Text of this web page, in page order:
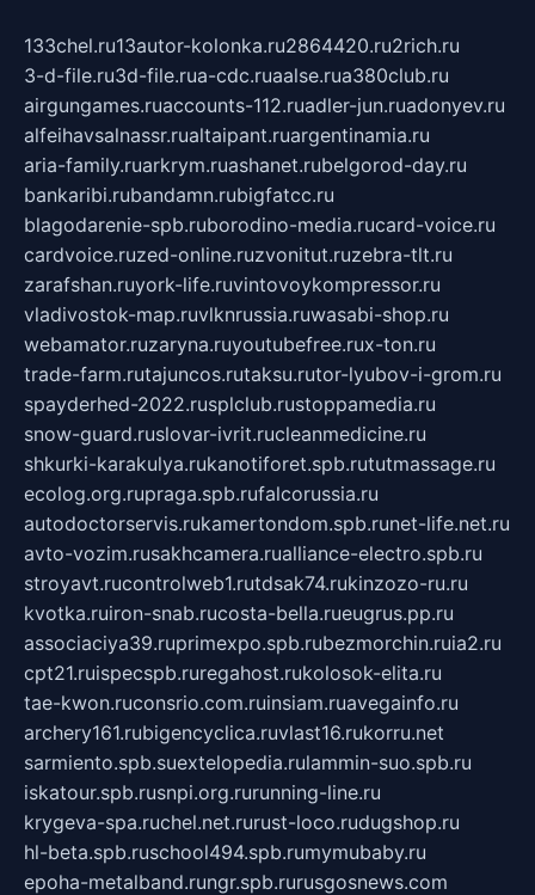
133chel.ru13autor-kolonka.ru2864420.ru2rich.ru
3-d-file.ru3d-file.rua-cdc.ruaalse.rua380club.ru
airgungames.ruaccounts-112.ruadler-jun.ruadonyev.ru
alfeihavsalnassr.rualtaipant.ruargentinamia.ru
aria-family.ruarkrym.ruashanet.rubelgorod-day.ru
bankaribi.rubandamn.rubigfatcc.ru
blagodarenie-spb.ruborodino-media.rucard-voice.ru
cardvoice.ruzed-online.ruzvonitut.ruzebra-tlt.ru
zarafshan.ruyork-life.ruvintovoykompressor.ru
vladivostok-map.ruvlknrussia.ruwasabi-shop.ru
webamator.ruzaryna.ruyoutubefree.rux-ton.ru
trade-farm.rutajuncos.rutaksu.rutor-lyubov-i-grom.ru
spayderhed-2022.rusplclub.rustoppamedia.ru
snow-guard.ruslovar-ivrit.rucleanmedicine.ru
shkurki-karakulya.rukanotiforet.spb.rututmassage.ru
ecolog.org.rupraga.spb.rufalcorussia.ru
autodoctorservis.rukamertondom.spb.runet-life.net.ru
avto-vozim.rusakhcamera.rualliance-electro.spb.ru
stroyavt.rucontrolweb1.rutdsak74.rukinzozo-ru.ru
kvotka.ruiron-snab.rucosta-bella.rueugrus.pp.ru
associaciya39.ruprimexpo.spb.rubezmorchin.ruia2.ru
cpt21.ruispecspb.ruregahost.rukolosok-elita.ru
tae-kwon.ruconsrio.com.ruinsiam.ruavegainfo.ru
archery161.rubigencyclica.ruvlast16.rukorru.net
sarmiento.spb.suextelopedia.rulammin-suo.spb.ru
iskatour.spb.rusnpi.org.rurunning-line.ru
krygeva-spa.ruchel.net.rurust-loco.rudugshop.ru
hl-beta.spb.ruschool494.spb.rumymubaby.ru
epoha-metalband.rungr.spb.rurusgosnews.com